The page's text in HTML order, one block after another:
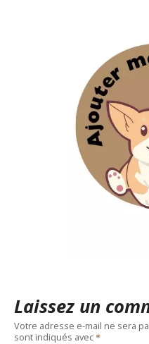
Laissez un
Votre adresse e-mail ne sera
sont indiqués avec